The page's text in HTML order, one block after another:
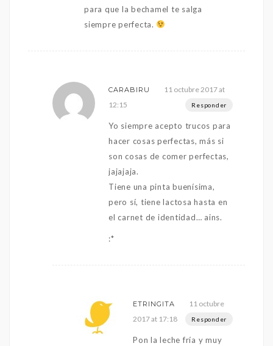
para que la bechamel te salga
siempre perfecta.
CARABIRU
11 octubre 2017 at
12:15
Responder
Yo siempre acepto trucos para
hacer cosas perfectas, más si
son cosas de comer perfectas,
jajajaja.
Tiene una pinta buenísima,
pero sí, tiene lactosa hasta en
el carnet de identidad… ains.
:*
ETRINGITA
11 octubre
2017 at 17:18
Responder
Pon la leche fría y muy